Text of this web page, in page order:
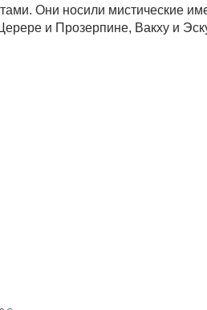
Они носили мистические
и Прозерпине, Вакху и